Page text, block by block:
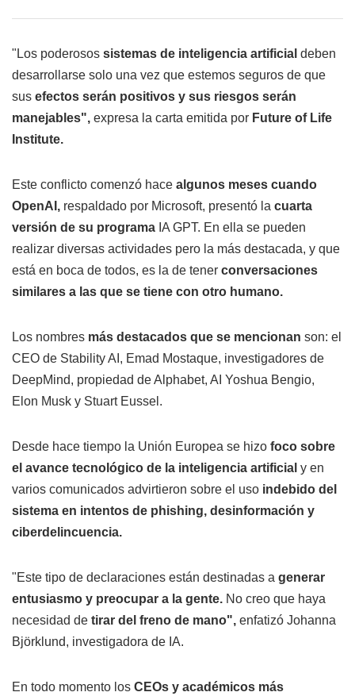
"Los poderosos sistemas de inteligencia artificial deben
desarrollarse solo una vez que estemos seguros de que
sus efectos serán positivos y sus riesgos serán
manejables", expresa la carta emitida por Future of Life
Institute.
Este conflicto comenzó hace algunos meses cuando
OpenAI, respaldado por Microsoft, presentó la cuarta
versión de su programa IA GPT. En ella se pueden
realizar diversas actividades pero la más destacada, y que
está en boca de todos, es la de tener conversaciones
similares a las que se tiene con otro humano.
Los nombres más destacados que se mencionan son: el
CEO de Stability AI, Emad Mostaque, investigadores de
DeepMind, propiedad de Alphabet, AI Yoshua Bengio,
Elon Musk y Stuart Eussel.
Desde hace tiempo la Unión Europea se hizo foco sobre
el avance tecnológico de la inteligencia artificial y en
varios comunicados advirtieron sobre el uso indebido del
sistema en intentos de phishing, desinformación y
ciberdelincuencia.
"Este tipo de declaraciones están destinadas a generar
entusiasmo y preocupar a la gente. No creo que haya
necesidad de tirar del freno de mano", enfatizó Johanna
Björklund, investigadora de IA.
En todo momento los CEOs y académicos más